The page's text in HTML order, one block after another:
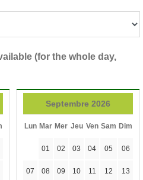
(for the whole day,
Septembre 2026
Lun Mar Mer Jeu Ven Sam Dim
01 02 03 04 05 06
07 08 09 10 11 12 13